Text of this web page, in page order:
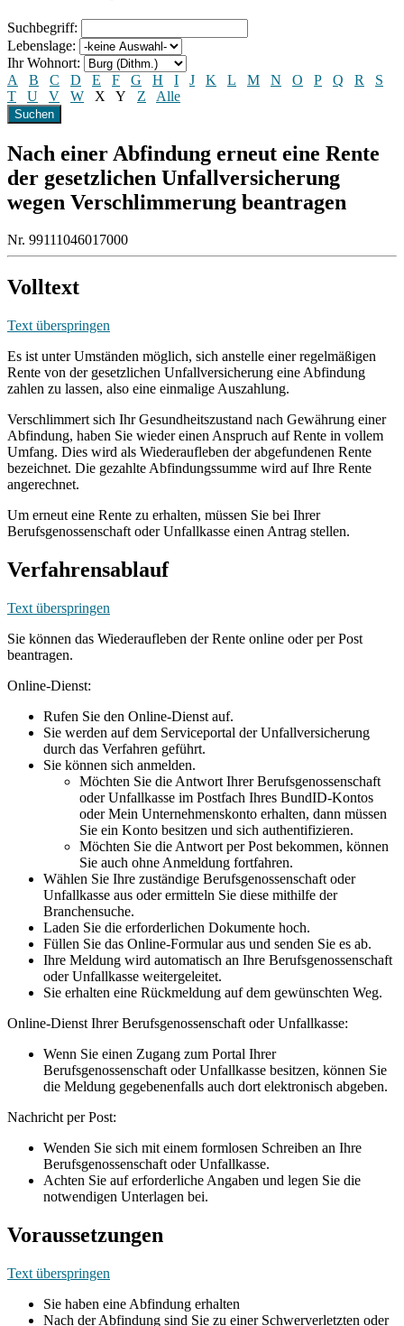
Suchbegriff:
Lebenslage:
Ihr Wohnort:
A
B C D E F G H I J K L M N O P Q R
S
T
U V W X Y Z Alle
Nach einer Abfindung erneut eine Rente
der gesetzlichen Unfallversicherung
wegen Verschlimmerung beantragen
Nr. 99111046017000
Volltext
Text überspringen
Es ist unter Umständen möglich, sich anstelle einer regelmäßigen
Rente von der gesetzlichen Unfallversicherung eine Abfindung
zahlen zu lassen, also eine einmalige Auszahlung.
Verschlimmert sich Ihr Gesundheitszustand nach Gewährung einer
Abfindung, haben Sie wieder einen Anspruch auf Rente in vollem
Umfang. Dies wird als Wiederaufleben der abgefundenen Rente
bezeichnet. Die gezahlte Abfindungssumme wird auf Ihre Rente
angerechnet.
Um erneut eine Rente zu erhalten, müssen Sie bei Ihrer
Berufsgenossenschaft oder Unfallkasse einen Antrag stellen.
Verfahrensablauf
Text überspringen
Sie können das Wiederaufleben der Rente online oder per Post
beantragen.
Online-Dienst:
Rufen Sie den Online-Dienst auf.
Sie werden auf dem Serviceportal der Unfallversicherung
durch das Verfahren geführt.
Sie können sich anmelden.
Möchten Sie die Antwort Ihrer Berufsgenossenschaft
oder Unfallkasse im Postfach Ihres BundID-Kontos
oder Mein Unternehmenskonto erhalten, dann müssen
Sie ein Konto besitzen und sich authentifizieren.
Möchten Sie die Antwort per Post bekommen, können
Sie auch ohne Anmeldung fortfahren.
Wählen Sie Ihre zuständige Berufsgenossenschaft oder
Unfallkasse aus oder ermitteln Sie diese mithilfe der
Branchensuche.
Laden Sie die erforderlichen Dokumente hoch.
Füllen Sie das Online-Formular aus und senden Sie es ab.
Ihre Meldung wird automatisch an Ihre Berufsgenossenschaft
oder Unfallkasse weitergeleitet.
Sie erhalten eine Rückmeldung auf dem gewünschten Weg.
Online-Dienst Ihrer Berufsgenossenschaft oder Unfallkasse:
Wenn Sie einen Zugang zum Portal Ihrer
Berufsgenossenschaft oder Unfallkasse besitzen, können Sie
die Meldung gegebenenfalls auch dort elektronisch abgeben.
Nachricht per Post:
Wenden Sie sich mit einem formlosen Schreiben an Ihre
Berufsgenossenschaft oder Unfallkasse.
Achten Sie auf erforderliche Angaben und legen Sie die
notwendigen Unterlagen bei.
Voraussetzungen
Text überspringen
Sie haben eine Abfindung erhalten
Nach der Abfindung sind Sie zu einer Schwerverletzten oder